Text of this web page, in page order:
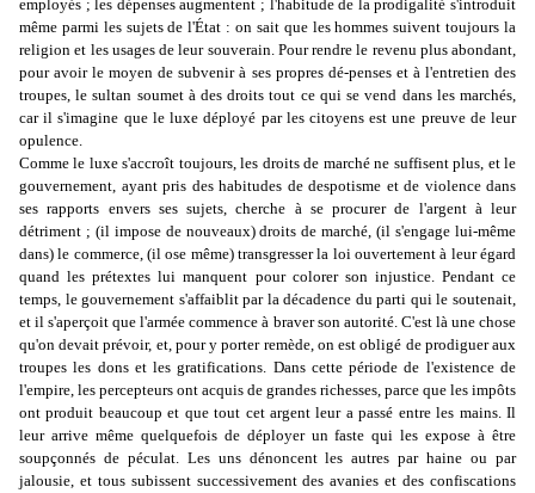
employés ; les dépenses augmentent ; l'habitude de la prodigalité s'introduit
même parmi les sujets de l'État : on sait que les hommes suivent toujours la
religion et les usages de leur souverain. Pour rendre le revenu plus abondant,
pour avoir le moyen de subvenir à ses propres dé-penses et à l'entretien des
troupes, le sultan soumet à des droits tout ce qui se vend dans les marchés,
car il s'imagine que le luxe déployé par les citoyens est une preuve de leur
opulence.
Comme le luxe s'accroît toujours, les droits de marché ne suffisent plus, et le
gouvernement, ayant pris des habitudes de despotisme et de violence dans
ses rapports envers ses sujets, cherche à se procurer de l'argent à leur
détriment ; (il impose de nouveaux) droits de marché, (il s'engage lui-même
dans) le commerce, (il ose même) transgresser la loi ouvertement à leur égard
quand les prétextes lui manquent pour colorer son injustice. Pendant ce
temps, le gouvernement s'affaiblit par la décadence du parti qui le soutenait,
et il s'aperçoit que l'armée commence à braver son autorité. C'est là une chose
qu'on devait prévoir, et, pour y porter remède, on est obligé de prodiguer aux
troupes les dons et les gratifications. Dans cette période de l'existence de
l'empire, les percepteurs ont acquis de grandes richesses, parce que les impôts
ont produit beaucoup et que tout cet argent leur a passé entre les mains. Il
leur arrive même quelquefois de déployer un faste qui les expose à être
soupçonnés de péculat. Les uns dénoncent les autres par haine ou par
jalousie, et tous subissent successivement des avanies et des confiscations